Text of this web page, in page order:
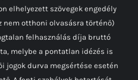
elhelyezett szövegek engedély
nem otthoni olvasásra történő)
felhasználás díja bruttó
melybe a pontatlan idézés is
jogok durva megsértése esetén